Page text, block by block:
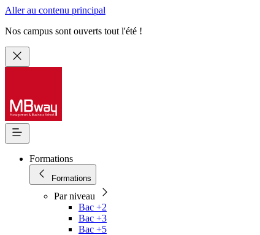
Aller au contenu principal
Nos campus sont ouverts tout l'été !
Formations
Formations
Par niveau
Bac +2
Bac +3
Bac +5